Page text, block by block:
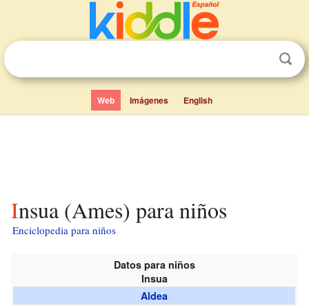
Web Imágenes English
Insua (Ames) para niños
Enciclopedia para niños
Datos para niños
Insua
Aldea